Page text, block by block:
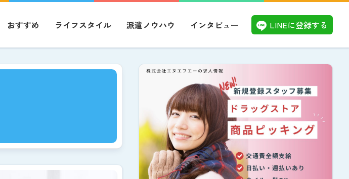
おすすめ ライフスタイル 派遣ノウハウ インタビュー LINEに登録する